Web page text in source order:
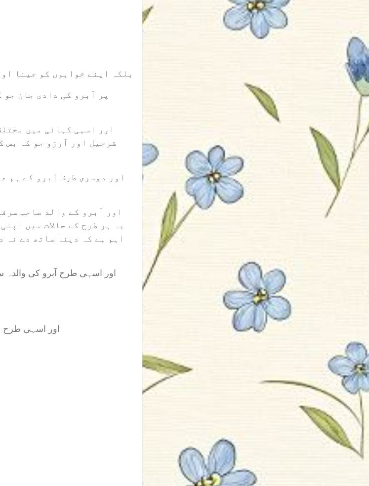
بلکہ اپنے خوابوں کو جینا
پر آبرو کی دادی جان
اور اسہی کہانی میں
شرجیل اور آرزو جو کہ بس
اور دوسری طرف آبرو کے ہم
اور آبرو کے والد صاحب
یہ ہر طرح کے حالات میں
اہم ہے کہ دینا ساتھ دے نہ
اور اسہی طرح آبرو کی والدہ
اور اسہی طرح